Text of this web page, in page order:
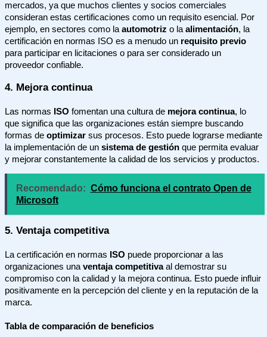
mercados, ya que muchos clientes y socios comerciales
consideran estas certificaciones como un requisito esencial. Por
ejemplo, en sectores como laautomotriz o laalimentación, la
certificación en normas ISO es a menudo un requisito previo
para participar en licitaciones o para ser considerado un
proveedor confiable.
4. Mejora continua
Las normas ISO fomentan una cultura de mejora continua, lo
que significa que las organizaciones están siempre buscando
formas de optimizar sus procesos. Esto puede lograrse mediante
la implementación de un sistema de gestión que permita evaluar
y mejorar constantemente la calidad de los servicios y productos.
Recomendado: Cómo funciona el contrato Open de
Microsoft
5. Ventaja competitiva
La certificación en normas ISO puede proporcionar a las
organizaciones unaventaja competitivaal demostrar su
compromiso con la calidad y la mejora continua. Esto puede influir
positivamente en la percepción del cliente y en la reputación de la
marca.
Tabla de comparación de beneficios